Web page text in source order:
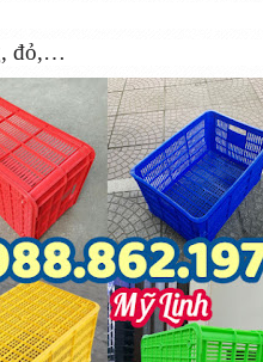
đỏ,…